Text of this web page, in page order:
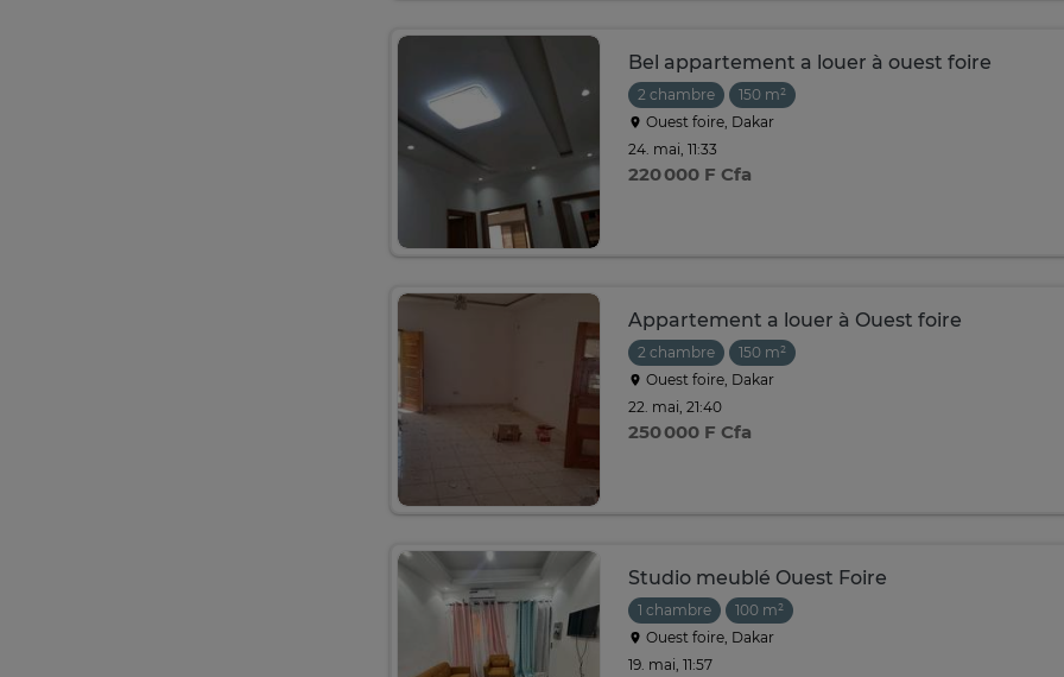
Bel appartement a louer à ouest foire
2 chambre
150 m²
Ouest foire, Dakar
24. mai, 11:33
220 000 F Cfa
Appartement a louer à Ouest foire
2 chambre
150 m²
Ouest foire, Dakar
22. mai, 21:40
250 000 F Cfa
Studio meublé Ouest Foire
1 chambre
100 m²
Ouest foire, Dakar
19. mai, 11:57